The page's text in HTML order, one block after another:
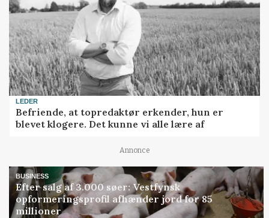
LEDER
Befriende, at topredaktør erkender, hun er
blevet klogere. Det kunne vi alle lære af
Annonce
BUSINESS
Efter salg af 3.000 søer: Vestfynsk
opformeringsprofil afhænder jord for 85
millioner